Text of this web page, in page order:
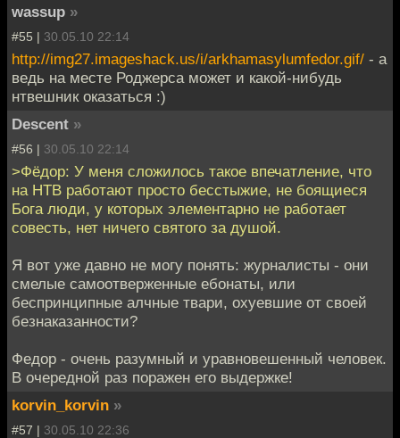
wassup »
#55 | 30.05.10 22:14
http://img27.imageshack.us/i/arkhamasylumfedor.gif/ - а
ведь на месте Роджерса может и какой-нибудь
нтвешник оказаться :)
Descent »
#56 | 30.05.10 22:14
>Фёдор: У меня сложилось такое впечатление, что
на НТВ работают просто бесстыжие, не боящиеся
Бога люди, у которых элементарно не работает
совесть, нет ничего святого за душой.
Я вот уже давно не могу понять: журналисты - они
смелые самоотверженные ебонаты, или
беспринципные алчные твари, охуевшие от своей
безнаказанности?
Федор - очень разумный и уравновешенный человек.
В очередной раз поражен его выдержке!
korvin_korvin »
#57 | 30.05.10 22:36